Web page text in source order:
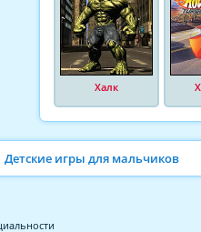
Халк
Детские игры для мальчиков